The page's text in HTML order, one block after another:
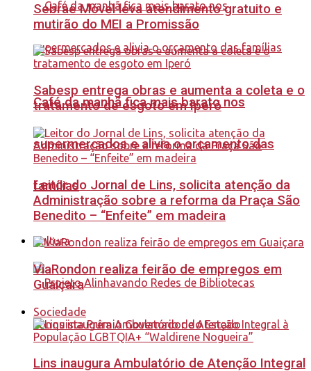
Café da manhã fica mais barato nos
supermercados e alivia o orçamento das
famílias
Cultura
Sebrae Móvel leva atendimento gratuito e
mutirão do MEI a Promissão
Sabesp entrega obras e aumenta a coleta e o
tratamento de esgoto em Iperó
Leitor do Jornal de Lins, solicita atenção da
Administração sobre a reforma da Praça São
Benedito – “Enfeite” em madeira
ViaRondon realiza feirão de empregos em
Guaiçara
Sociedade
Lins inaugura Ambulatório de Atenção Integral